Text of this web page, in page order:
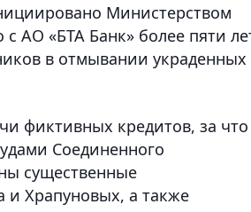
Министерством
АО «БТА Банк» более пяти
в отмывании украденных
фиктивных кредитов, за что
Соединенного
существенные
и Храпуновых, а также